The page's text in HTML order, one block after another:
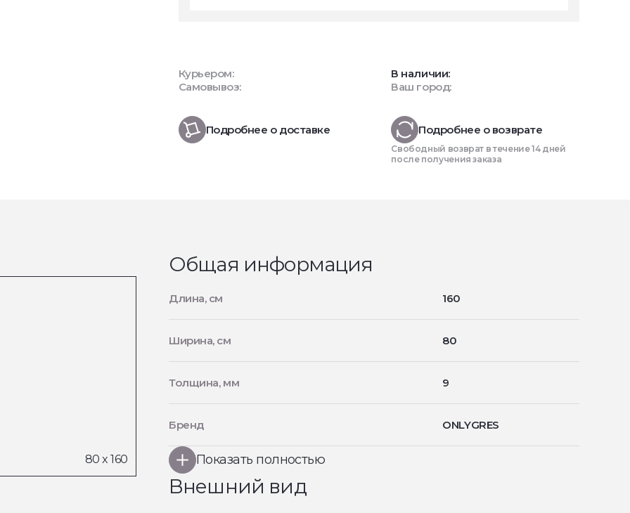
Курьером:
Самовывоз:
В наличии:
Ваш город:
Подробнее о доставке Подробнее о возврате
Свободный возврат в течение 14 дней
после получения заказа
Общая информация
Длина, см 160
Ширина, см 80
Толщина, мм 9
Бренд ONLYGRES
Показать полностью
Внешний вид